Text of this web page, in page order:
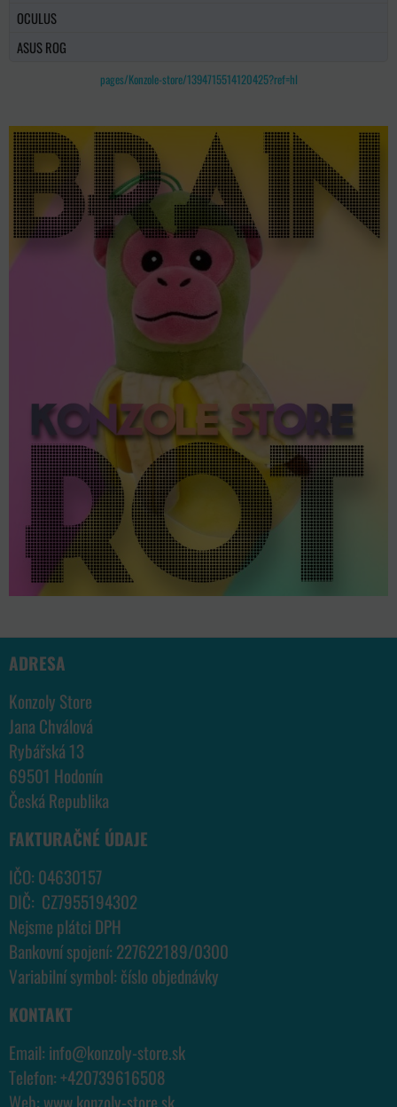
OCULUS
ASUS ROG
pages/Konzole-store/1394715514120425?ref=hl
ADRESA
Konzoly Store
Jana Chválová
Rybářská 13
69501 Hodonín
Česká Republika
FAKTURAČNÉ ÚDAJE
IČO: 04630157
DIČ: CZ7955194302
Nejsme plátci DPH
Bankovní spojení: 227622189/0300
Variabilní symbol: číslo objednávky
KONTAKT
Email: info@konzoly-store.sk
Telefon:+420739616508